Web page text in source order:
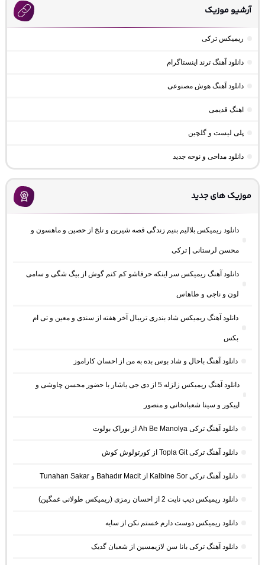
آرشیو موزیک
ریمیکس ترکی
دانلود آهنگ ترند اینستاگرام
دانلود آهنگ هوش مصنوعی
اهنگ قدیمی
پلی لیست و گلچین
دانلود مداحی و نوحه جدید
موزیک های جدید
دانلود ریمیکس بلالیم بنیم زندگی قصه شیرین و تلخ از حصین و ماهسون و
محسن لرستانی | ترکی
دانلود آهنگ ریمیکس سر اینکه حرفاشو کم کنم گوش از بیگ شگی و سامی
لون و ناجی و طاهاس
دانلود آهنگ ریمیکس شاد بندری تریبال آخر هفته از سندی و معین و تی ام
بکس
دانلود آهنگ باحال و شاد بوس بده به من از احسان کاراموز
دانلود آهنگ ریمیکس زلزله 5 از دی جی یاشار با حضور محسن چاوشی و
اپیکور و سینا شعبانخانی و منصور
دانلود آهنگ ترکی Ah Be Manolya از بوراک بولوت
دانلود آهنگ ترکی Topla Git از کورتولوش کوش
دانلود آهنگ ترکی Kalbine Sor از Bahadır Macit و Tunahan Sakar
دانلود ریمیکس دیپ نایت 2 از احسان رمزی (ریمیکس طولانی غمگین)
دانلود ریمیکس دوست دارم خستم نکن از سایه
دانلود آهنگ ترکی بانا سن لازیمسین از شعبان گدیک